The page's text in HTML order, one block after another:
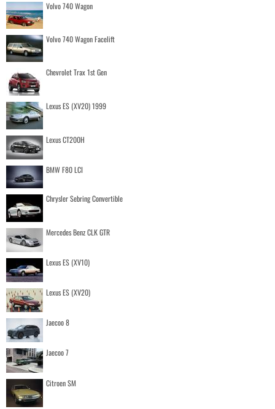
Volvo 740 Wagon
Volvo 740 Wagon Facelift
Chevrolet Trax 1st Gen
Lexus ES (XV20) 1999
Lexus CT200H
BMW F80 LCI
Chrysler Sebring Convertible
Mercedes Benz CLK GTR
Lexus ES (XV10)
Lexus ES (XV20)
Jaecoo 8
Jaecoo 7
Citroen SM